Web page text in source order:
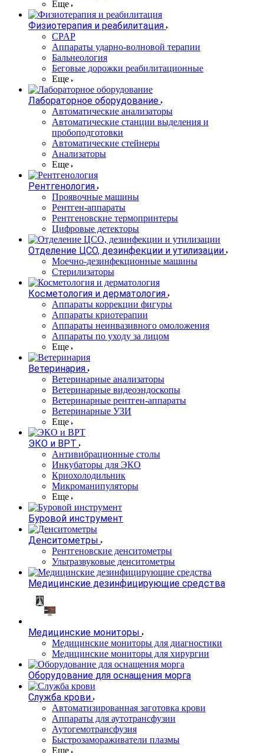
Еще
Физиотерапия и реабилитация
CPAP
Аппараты ударно-волновой терапии
Бальнеология
Беговые дорожки реабилитационные
Еще
Лабораторное оборудование
Автоматические анализаторы
Автоматические станции выделения и
пробоподготовки
Автоматические стейнеры
Анализаторы
Еще
Рентгенология
Проявочные машины
Рентген-аппараты
Рентгеновские термопринтеры
Цифровые детекторы
Отделение ЦСО, дезинфекции и утилизации
Моечно-дезинфекционные машины
Стерилизаторы
Косметология и дерматология
Аппараты коррекции фигуры
Аппараты криотерапии
Аппараты неинвазивного омоложения
Аппараты по уходу за лицом
Еще
Ветеринария
Ветеринарные анализаторы
Ветеринарные видеоэндоскопы
Ветеринарные рентген-аппараты
Ветеринарные УЗИ
Еще
ЭКО и ВРТ
Антивибрационные столы
Инкубаторы для ЭКО
Криохолодильник
Микроманипуляторы
Еще
Буровой инструмент
Денситометры
Рентгеновские денситометры
Ультразвуковые денситометры
Медицинские дезинфицирующие средства
Медицинские мониторы
Медицинские мониторы для диагностики
Медицинские мониторы для хирургии
Оборудование для оснащения морга
Служба крови
Автоматизированная заготовка крови
Аппараты для аутотрансфузии
Аутогемотрансфузия
Быстрозамораживатели плазмы
Еще